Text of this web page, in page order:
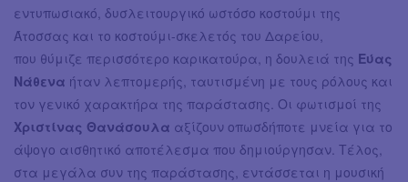
εντυπωσιακό, δυσλειτουργικό ωστόσο κοστούμι της
Άτοσσας και το κοστούμι-σκελετός του Δαρείου,
που θύμιζε περισσότερο καρικατούρα, η δουλειά της Εύας
Νάθενα ήταν λεπτομερής, ταυτισμένη με τους ρόλους και
τον γενικό χαρακτήρα της παράστασης. Οι φωτισμοί της
Χριστίνας Θανάσουλα αξίζουν οπωσδήποτε μνεία για το
άψογο αισθητικό αποτέλεσμα που δημιούργησαν. Τέλος,
στα μεγάλα συν της παράστασης, εντάσσεται η μουσική